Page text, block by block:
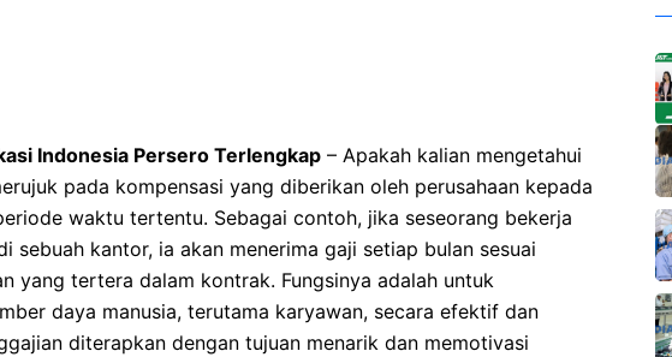
Indonesia Persero Terlengkap – Apakah kalian mengetahui
pada kompensasi yang diberikan oleh perusahaan kepada
waktu tertentu. Sebagai contoh, jika seseorang bekerja
sebuah kantor, ia akan menerima gaji setiap bulan sesuai
yang tertera dalam kontrak. Fungsinya adalah untuk
daya manusia, terutama karyawan, secara efektif dan
diterapkan dengan tujuan menarik dan memotivasi